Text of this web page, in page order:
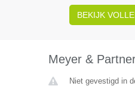
BEKIJK
Meyer &
Niet gevestigd in